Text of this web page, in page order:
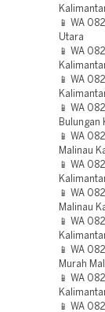
📱 WA
Utara
📱 WA
📱 WA
📱 WA
Bulungan
📱 WA
Malinau
📱 WA
📱 WA
Malinau
📱 WA
📱 WA
Murah
📱 WA
📱 WA